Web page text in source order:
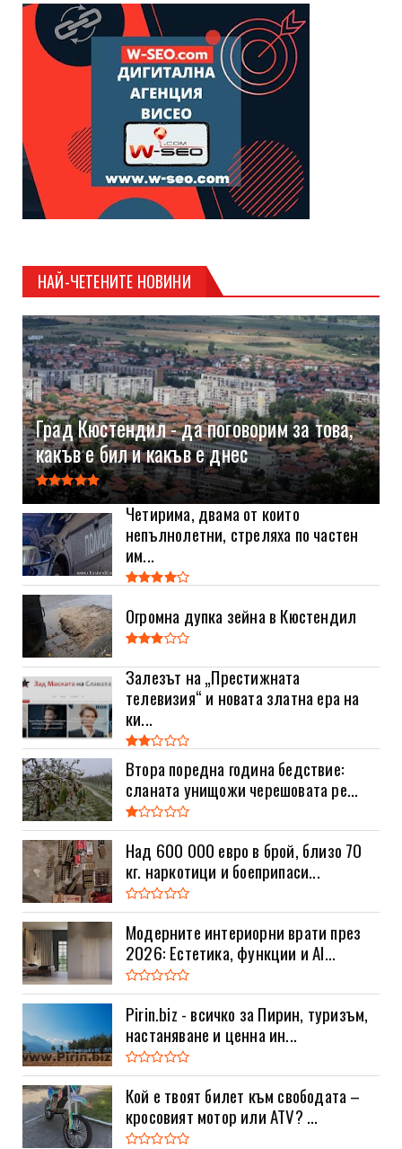
НАЙ-ЧЕТЕНИТЕ НОВИНИ
Град Кюстендил - да поговорим за това,
какъв е бил и какъв е днес
Четирима, двама от които
непълнолетни, стреляха по частен
им...
Огромна дупка зейна в Кюстендил
Залезът на „Престижната
телевизия“ и новата златна ера на
ки...
Втора поредна година бедствие:
сланата унищожи черешовата ре...
Над 600 000 евро в брой, близо 70
кг. наркотици и боеприпаси...
Модерните интериорни врати през
2026: Естетика, функции и AI...
Pirin.biz - всичко за Пирин, туризъм,
настаняване и ценна ин...
Кой е твоят билет към свободата –
кросовият мотор или ATV? ...